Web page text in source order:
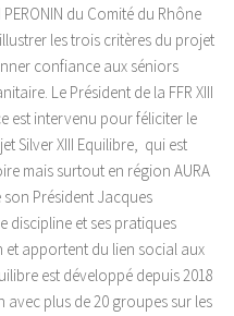
du Comité du Rhône
les trois critères du projet
confiance aux séniors
Le Président de la FFR XIII
est intervenu pour féliciter le
Silver XIII Equilibre, qui est
mais surtout en région AURA
son Président Jacques
discipline et ses pratiques
et apportent du lien social aux
est développé depuis 2018
plus de 20 groupes sur les